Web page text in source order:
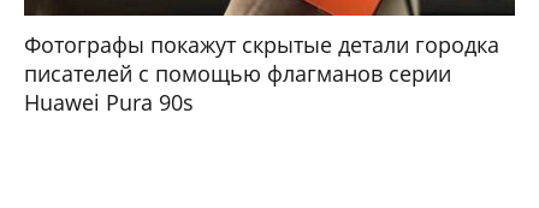
Фотографы покажут скрытые детали городка
писателей с помощью флагманов серии
Huawei Pura 90s